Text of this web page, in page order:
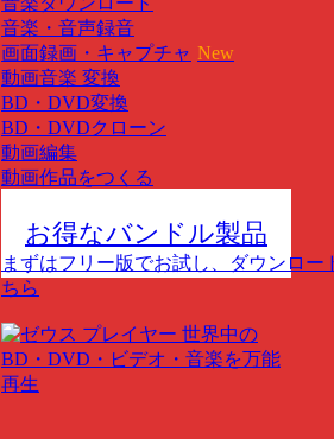
音楽・音声録音
画面録画・キャプチャ New
動画音楽 変換
BD・DVD変換
BD・DVDクローン
動画編集
動画作品をつくる
お得なバンドル製品
まずはフリー版でお試し、ダウンロー
ちら